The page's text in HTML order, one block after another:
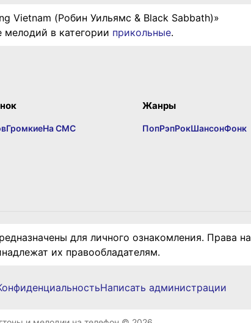
Vietnam (Робин Уильямс & Black Sabbath)»
мелодий в категории прикольные.
ГромкиеНа СМС
Жанры
ПопРэпРокШансонФонк
для личного ознакомления. Права на
их правообладателям.
Написать администрации